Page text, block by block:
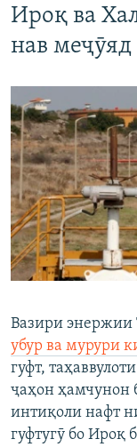
Ироқ ва
нав меҷӯяд
Вазири энержии
убур ва мурури
гуфт,
ҷаҳон ҳамчунон
интиқоли нафт
гуфтугӯ бо Ироқ